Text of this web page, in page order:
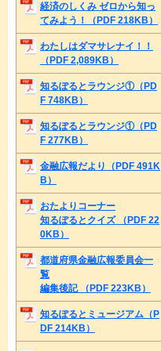
経済のしくみ ゼロから知っ
てみよう！（PDF 218KB）
わたしはダマサレナイ！！
（PDF 2,089KB）
知るぽるとラウンジ①（PD
F 748KB）
知るぽるとラウンジ①（PD
F 277KB）
金融広報だより（PDF 491K
B）
おたよりコーナー
知るぽるとクイズ （PDF 22
0KB）
都道府県金融広報委員会一
覧
編集後記 （PDF 223KB）
知るぽるとミュージアム（P
DF 214KB）